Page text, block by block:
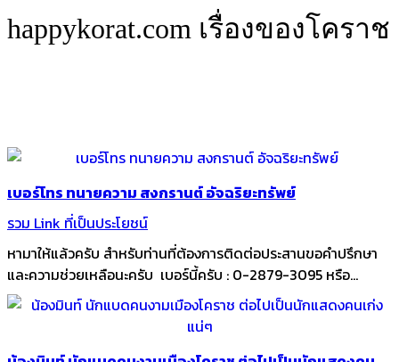
happykorat.com เรื่องของโคราช
เบอร์โทร ทนายความ สงกรานต์ อัจฉริยะทรัพย์
รวม Link ที่เป็นประโยชน์
หามาให้แล้วครับ สำหรับท่านที่ต้องการติดต่อประสานขอคำปรึกษา
และความช่วยเหลือนะครับ เบอร์นี้ครับ : 0-2879-3095 หรือ...